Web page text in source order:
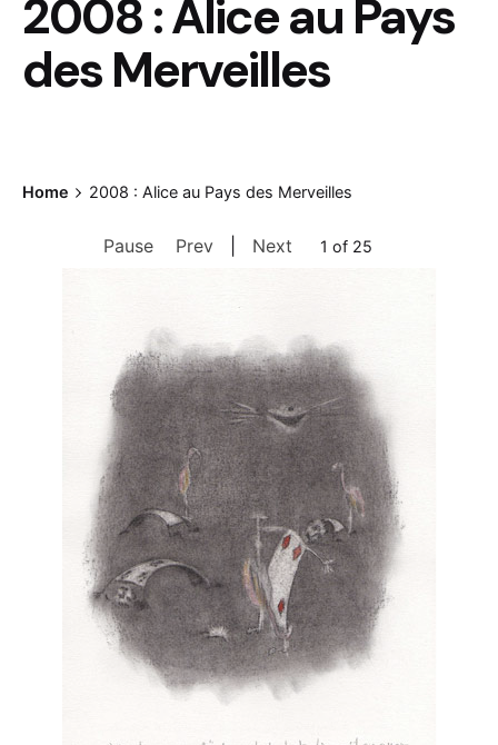
2008 : Alice au Pays
des Merveilles
Home 2008 : Alice au Pays des Merveilles
Pause Prev Next 2 of 25